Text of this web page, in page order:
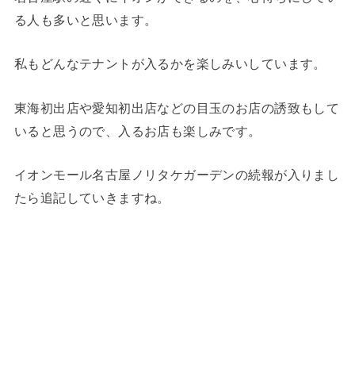
る人も多いと思います。
私もどんなテナントが入るかを楽しみいしています。
東海初出店や愛知初出店などの目玉のお店の誘致もして
いると思うので、入るお店も楽しみです。
イオンモール名古屋ノリタケガーデンの続報が入りまし
たら追記していきますね。